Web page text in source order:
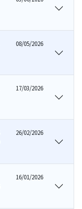
08/05/2026
17/03/2026
26/02/2026
16/01/2026